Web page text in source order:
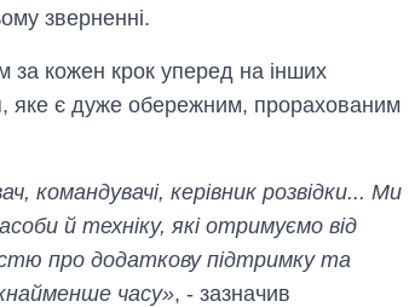
зверненні.
за кожен крок уперед на інших
яке є дуже обережним, прорахованим
командувачі, керівник розвідки... Ми
й техніку, які отримуємо від
про додаткову підтримку та
часу», - зазначивЯк змінився